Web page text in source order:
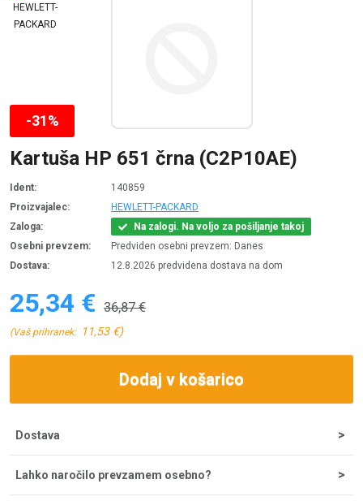
Energija
Kartuša HP 651 črna (C2P10AE)
Ident:
140859
Proizvajalec:
HEWLETT-PACKARD
Zaloga:
Na zalogi. Na voljo za pošiljanje takoj
Osebni prevzem:
Predviden osebni prevzem: Danes
Dostava:
12.8.2026 predvidena dostava na dom
25,34 € 36,87 €
(Vaš prihranek: 11,53 €)
-31%
Dodaj v košarico
Dostava
zneskom je dostava brezplačna. Ob potrditvi odpreme iz
skladišča lahko dostavo pričakujete v 1-2 dneh, najpogosteje
Lahko naročilo prevzamem osebno?